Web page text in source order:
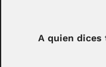
A quien